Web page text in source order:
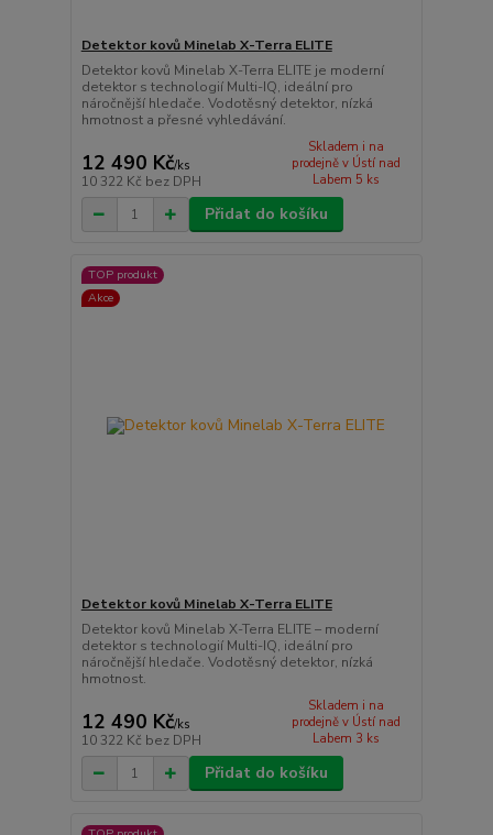
Detektor kovů Minelab X-Terra ELITE
Detektor kovů Minelab X-Terra ELITE je moderní
detektor s technologií Multi-IQ, ideální pro
náročnější hledače. Vodotěsný detektor, nízká
hmotnost a přesné vyhledávání.
12 490 Kč/ks
10 322 Kč bez DPH
Skladem i na
prodejně v Ústí nad
Labem 5 ks
Přidat do košíku
TOP produkt
Akce
Detektor kovů Minelab X-Terra ELITE
Detektor kovů Minelab X-Terra ELITE – moderní
detektor s technologií Multi-IQ, ideální pro
náročnější hledače. Vodotěsný detektor, nízká
hmotnost.
12 490 Kč/ks
10 322 Kč bez DPH
Skladem i na
prodejně v Ústí nad
Labem 3 ks
Přidat do košíku